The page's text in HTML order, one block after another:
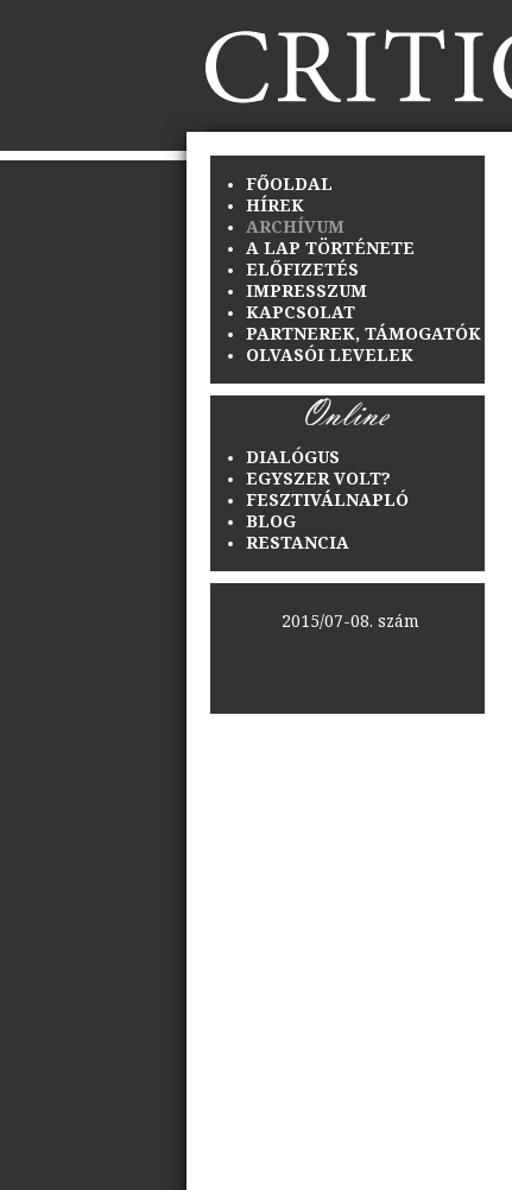
FŐOLDAL
HÍREK
ARCHÍVUM
A LAP TÖRTÉNETE
ELŐFIZETÉS
IMPRESSZUM
KAPCSOLAT
PARTNEREK, TÁMOGATÓK
OLVASÓI LEVELEK
DIALÓGUS
EGYSZER VOLT?
FESZTIVÁLNAPLÓ
BLOG
RESTANCIA
2015/07-08. szám>>